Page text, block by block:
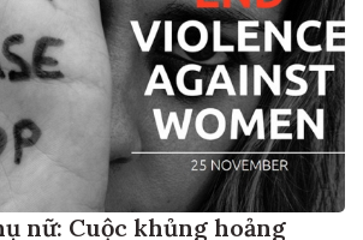
nữ: Cuộc khủng hoảng